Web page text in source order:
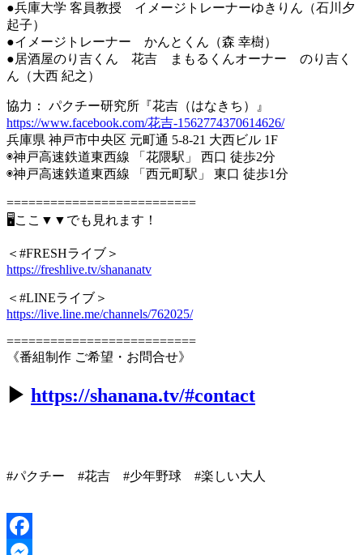
●兵庫大学 客員教授 イメージトレーナーゆきりん（石川夕
起子）
●イメージトレーナー かんとくん（森 幸樹）
●居酒屋のり吉くん 花吉 まもるくんオーナー のり吉く
ん（大西 紀之）
協力： パクチー研究所『花吉​（はなきち）』
https://www.facebook.com/花吉-1562774370614626/
兵庫県 神戸市中央区 元町通 5-8-21 大西ビル 1F
◉神戸高速鉄道東西線 「花隈駅」 西口 徒歩2分
◉神戸高速鉄道東西線 「西元町駅」 東口 徒歩1分
==========================
🖥ここ▼▼でも見れます！
＜#FRESHライブ＞
https://freshlive.tv/shananatv
＜#LINEライブ＞
https://live.line.me/channels/762025/
==========================
《番組制作 ご希望・お問合せ》
▶︎ https://shanana.tv/#contact
#パクチー #花吉 #少年野球 #楽しい大人